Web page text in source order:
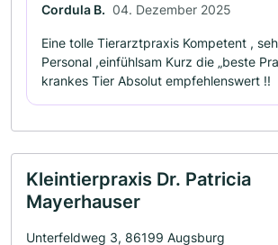
Cordula B. 04. Dezember 2025
Eine tolle Tierarztpraxis Kompetent ,
Personal ,einfühlsam Kurz die „beste
krankes Tier Absolut empfehlenswert !!
Kleintierpraxis Dr. Patricia
Mayerhauser
Unterfeldweg 3, 86199 Augsburg